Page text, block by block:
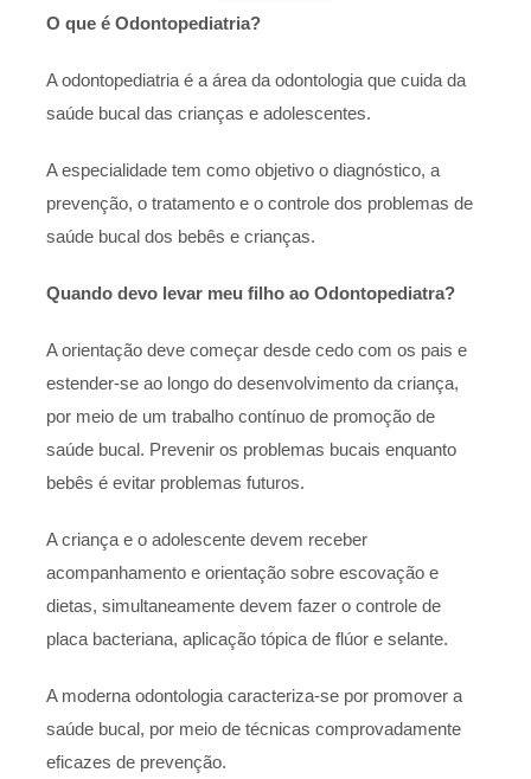
O que é Odontopediatria?
A odontopediatria é a área da odontologia que cuida da
saúde bucal das crianças e adolescentes.
A especialidade tem como objetivo o diagnóstico, a
prevenção, o tratamento e o controle dos problemas de
saúde bucal dos bebês e crianças.
Quando devo levar meu filho ao Odontopediatra?
A orientação deve começar desde cedo com os pais e
estender-se ao longo do desenvolvimento da criança,
por meio de um trabalho contínuo de promoção de
saúde bucal. Prevenir os problemas bucais enquanto
bebês é evitar problemas futuros.
A criança e o adolescente devem receber
acompanhamento e orientação sobre escovação e
dietas, simultaneamente devem fazer o controle de
placa bacteriana, aplicação tópica de flúor e selante.
A moderna odontologia caracteriza-se por promover a
saúde bucal, por meio de técnicas comprovadamente
eficazes de prevenção.